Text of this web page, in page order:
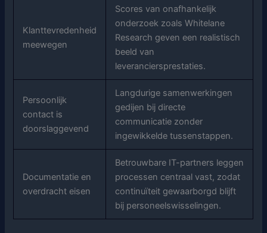
Klanttevredenheid
meewegen
Scores van onafhankelijk
onderzoek zoals Whitelane
Research geven een realistisch
beeld van
leveranciersprestaties.
Persoonlijk
contact is
doorslaggevend
Langdurige samenwerkingen
gedijen bij directe
communicatie zonder
ingewikkelde tussenstappen.
Documentatie en
overdracht eisen
Betrouwbare IT-partners leggen
processen centraal vast, zodat
continuïteit gewaarborgd blijft
bij personeelswisselingen.